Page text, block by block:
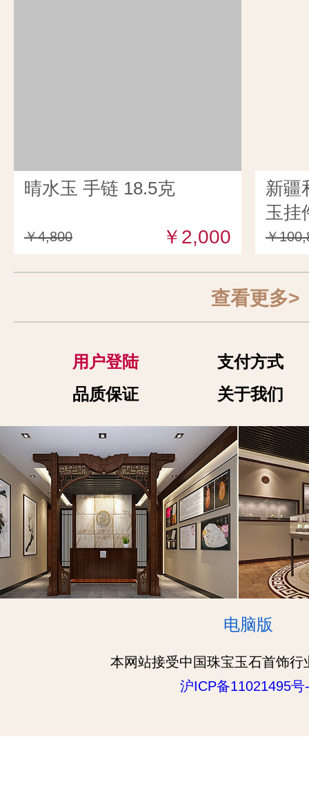
晴水玉 手链 18.5克
￥4,800 ￥2,000
新疆
玉挂
￥
查看更多>
用户登陆
支付方式
品质保证
关于我们
电脑版
本网站接受中国珠宝玉石首饰行
沪ICP备11021495号